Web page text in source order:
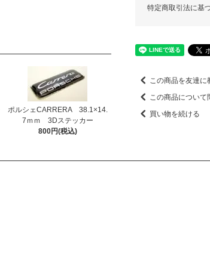
ポルシェCARRERA 38.1×14.
7ｍｍ 3Dステッカー
800円(税込)
特定商取引法に基
この商品を友達に
この商品について
買い物を続ける